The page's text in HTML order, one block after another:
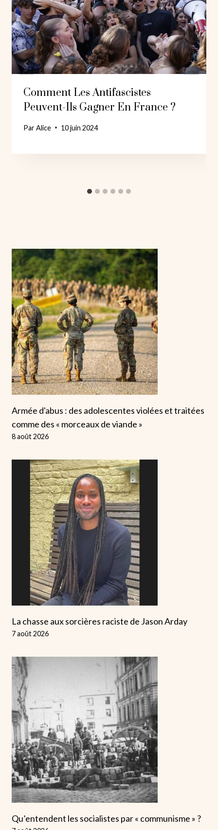
Comment Les Antifascistes
Peuvent-Ils Gagner En France ?
ParAlice 10 juin 2024
Armée d'abus : des adolescentes violées et traitées
comme des « morceaux de viande »
8 août 2026
La chasse aux sorcières raciste de Jason Arday
7 août 2026
Qu’entendent les socialistes par « communisme » ?